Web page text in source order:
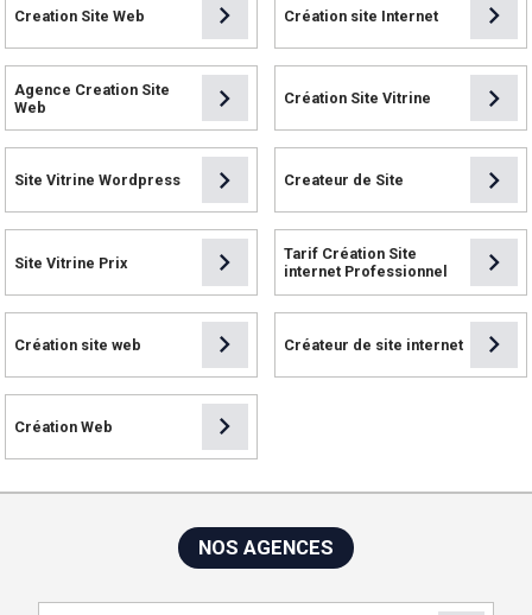
Creation Site Web chevron_right Création site Internet chevron_right
Agence Creation Site
Web
chevron_right Création Site Vitrine chevron_right
Site Vitrine Wordpress chevron_right Createur de Site chevron_right
Site Vitrine Prix chevron_right
Tarif Création Site
internet Professionnel
chevron_right
Création site web chevron_right Créateur de site internet chevron_right
Création Web chevron_right
NOS AGENCES